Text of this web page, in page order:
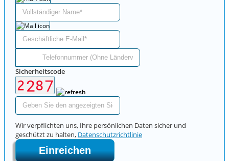
Sicherheitscode
Wir verpflichten uns, Ihre persönlichen Daten sicher und
geschützt zu halten, Datenschutzrichtlinie
Einreichen